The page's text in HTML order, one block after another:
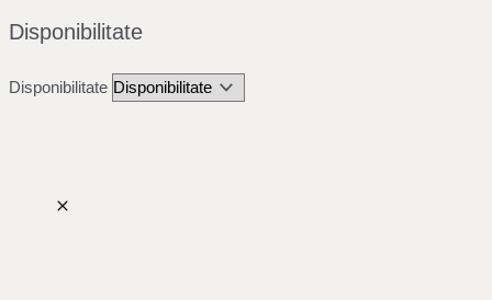
Disponibilitate
Disponibilitate